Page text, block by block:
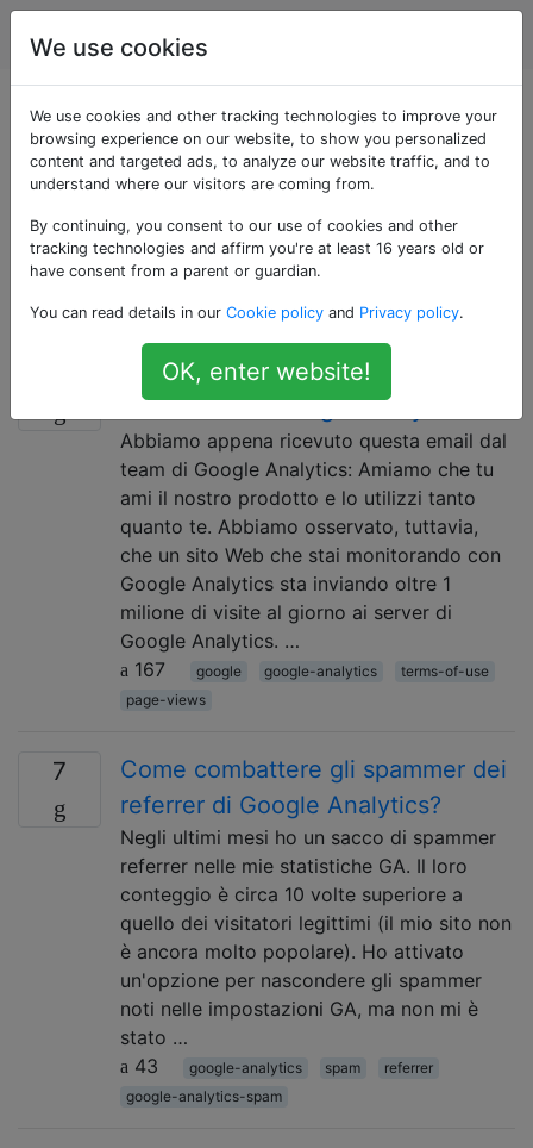
Webmasters
Domande taggate
«google-analytics»
Google Analytics è una soluzione di analisi web
gratuita fornita da Google, con diverse API lato client,
gestione.
Sito troppo grande per utilizzare
ufficialmente Google Analytics?
Abbiamo appena ricevuto questa email dal
team di Google Analytics: Amiamo che tu
ami il nostro prodotto e lo utilizzi tanto
quanto te. Abbiamo osservato, tuttavia,
che un sito Web che stai monitorando con
Google Analytics sta inviando oltre 1
milione di visite al giorno ai server di
Google Analytics. …
167
google google-analytics
terms-of-use
page-views
7
Come combattere gli spammer dei
referrer di Google Analytics?
Negli ultimi mesi ho un sacco di spammer
referrer nelle mie statistiche GA. Il loro
conteggio è circa 10 volte superiore a
quello dei visitatori legittimi (il mio sito non
è ancora molto popolare). Ho attivato
un'opzione per nascondere gli spammer
noti nelle impostazioni GA, ma non mi è
stato …
43
google-analytics spam
referrer
google-analytics-spam
We use cookies
We use cookies and other tracking technologies to improve your
browsing experience on our website, to show you personalized
content and targeted ads, to analyze our website traffic, and to
understand where our visitors are coming from.
By continuing, you consent to our use of cookies and other
tracking technologies and affirm you're at least 16 years old or
have consent from a parent or guardian.
You can read details in our Cookie policy and Privacy policy.
OK, enter website!